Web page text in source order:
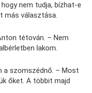
nem tudja, bízhat-e
más választása.
tétován. – Nem
lakom.
a szomszédnő. – Most
őket. A többit majd